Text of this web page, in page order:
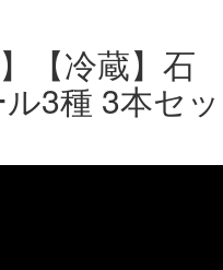
【冷蔵】石
3種 3本セッ